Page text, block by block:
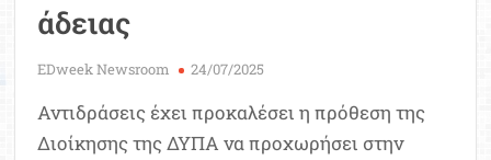
άδειας
EDweek Newsroom 24/07/2025
Αντιδράσεις έχει προκαλέσει η πρόθεση της
Διοίκησης της ΔΥΠΑ να προχωρήσει στην